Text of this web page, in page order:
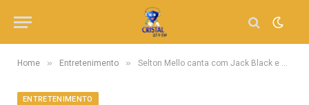
Home » Entretenimento » Selton Mello canta com Jack Black e Paul Rudd nos bastidores de ‘Anaconda’
ENTRETENIMENTO